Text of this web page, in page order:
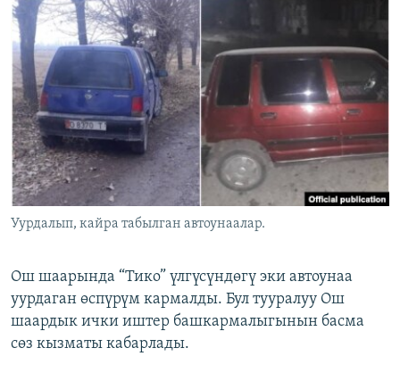
БИЗ ЖАНА ДҮЙНӨ
ДАНИСТЕ
ЭЖЕ-СИҢДИЛЕР
АЗАТТЫК+
ЫҢГАЙСЫЗ СУРООЛОР
Русский
ОНЛАЙН ШЕРИНЕ
ЭЕ/АРнун бардык сайттары
Уурдалып, кайра табылган автоунаалар.
Ош шаарында “Тико” үлгүсүндөгү эки автоунаа
уурдаган өспүрүм кармалды. Бул тууралуу Ош
шаардык ички иштер башкармалыгынын басма
сөз кызматы кабарлады.